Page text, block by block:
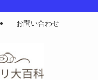
お問い合わせ